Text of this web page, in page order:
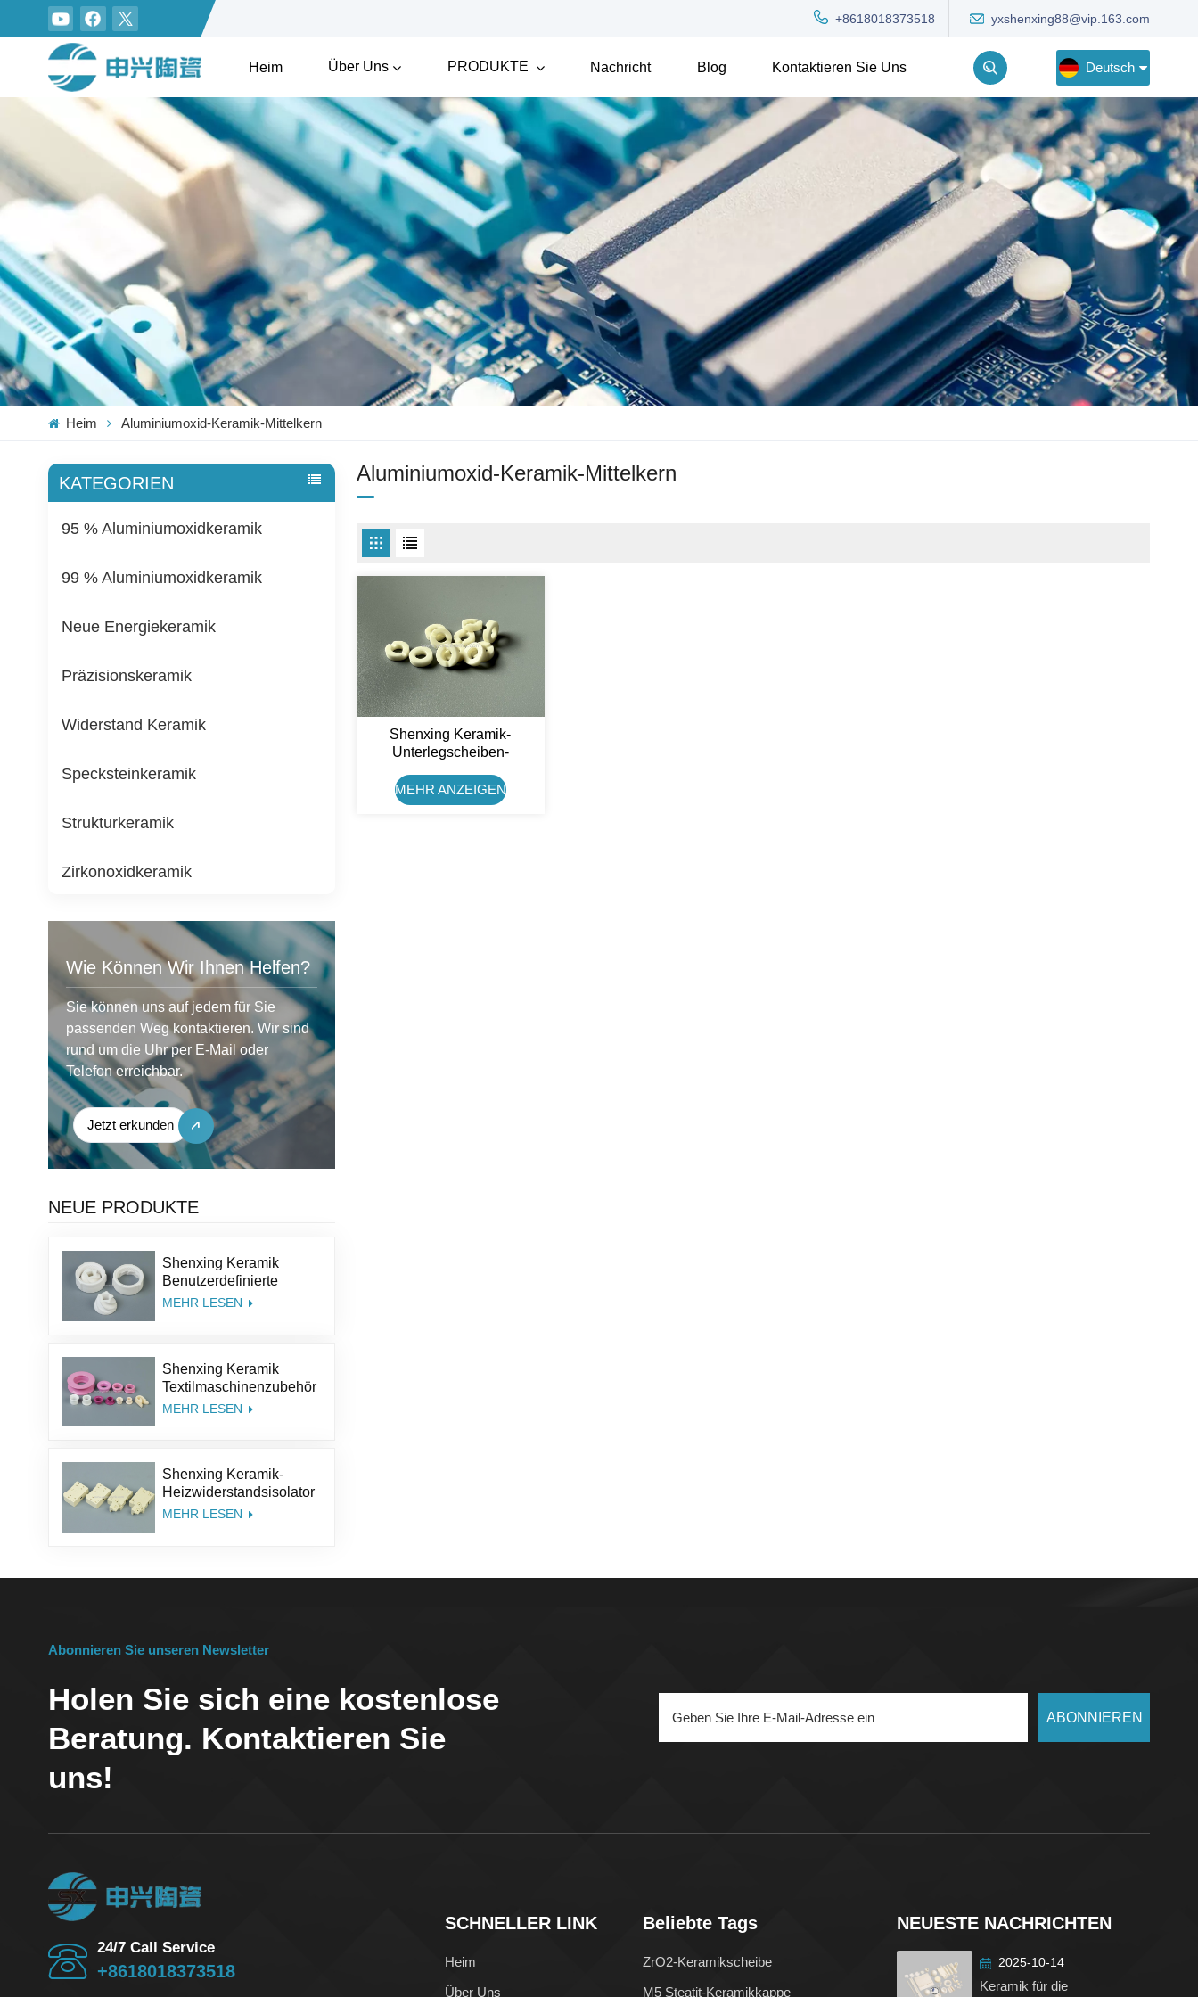
+8618018373518 yxshenxing88@vip.163.com
Heim Über Uns PRODUKTE Nachricht Blog Kontaktieren Sie Uns Deutsch
English
Deutsch
Русский
한국어
Türkçe
Heim Aluminiumoxid-Keramik-Mittelkern
KATEGORIEN
95 % Aluminiumoxidkeramik
99 % Aluminiumoxidkeramik
Neue Energiekeramik
Präzisionskeramik
Widerstand Keramik
Specksteinkeramik
Strukturkeramik
Zirkonoxidkeramik
Wie Können Wir Ihnen Helfen?
Sie können uns auf jedem für Sie
passenden Weg kontaktieren. Wir sind
rund um die Uhr per E-Mail oder
Telefon erreichbar.
Jetzt erkunden
NEUE PRODUKTE
Shenxing Keramik
Benutzerdefinierte
Größe Struktur Salz Kit
Grate
MEHR LESEN
Shenxing Keramik
Textilmaschinenzubehör
95% Keramikteil
MEHR LESEN
Shenxing Keramik-
Heizwiderstandsisolator
Thermoelement Keramik
MEHR LESEN
Aluminiumoxid-Keramik-Mittelkern
Shenxing Keramik-
Unterlegscheiben-
Nockenradpumpe
MEHR ANZEIGEN
Abonnieren Sie unseren Newsletter
Holen Sie sich eine kostenlose
Beratung. Kontaktieren Sie
uns!
ABONNIEREN
24/7 Call Service
+8618018373518
SCHNELLER LINK
Heim
Über Uns
Beliebte Tags
ZrO2-Keramikscheibe
M5 Steatit-Keramikkappe
NEUESTE NACHRICHTEN
2025-10-14
Keramik für die